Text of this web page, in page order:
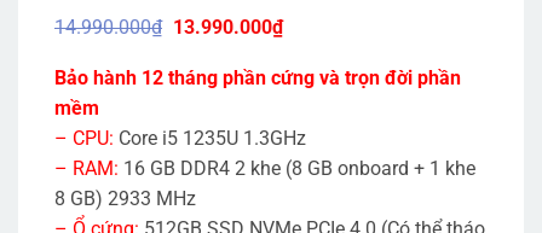
14.990.000₫ Giá
là:
14.990.000₫.
13.990.000₫Giá
hiện
tại
là:
Bảo hành 12 tháng phần cứng và trọn đời phần
mềm
– CPU: Core i5 1235U 1.3GHz
– RAM: 16 GB DDR4 2 khe (8 GB onboard + 1 khe
8 GB) 2933 MHz